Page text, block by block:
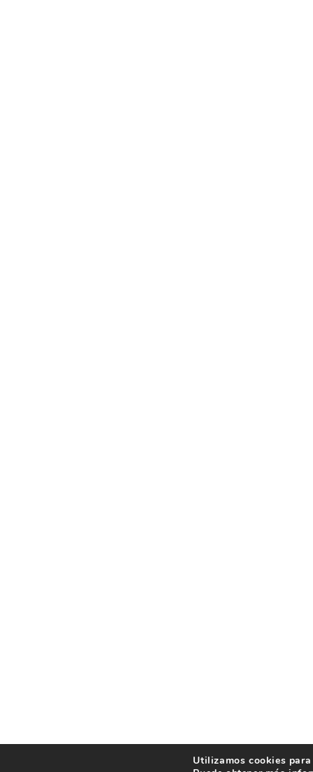
Utilizamos cookies